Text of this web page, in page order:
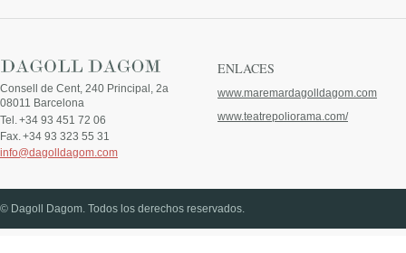
Consell de Cent, 240 Principal, 2a
08011 Barcelona
Tel. +34 93 451 72 06
Fax. +34 93 323 55 31
info@dagolldagom.com
ENLACES
www.maremardagolldagom.com
www.teatrepoliorama.com/
© Dagoll Dagom. Todos los derechos reservados.